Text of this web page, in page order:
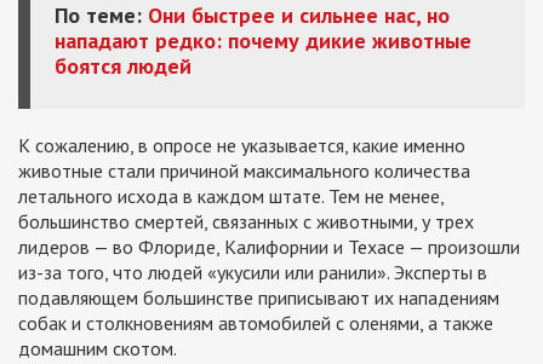
По теме: Они быстрее и сильнее нас, но
нападают редко: почему дикие животные
боятся людей
К сожалению, в опросе не указывается, какие именно
животные стали причиной максимального количества
летального исхода в каждом штате. Тем не менее,
большинство смертей, связанных с животными, у трех
лидеров — во Флориде, Калифорнии и Техасе — произошли
из-за того, что людей «укусили или ранили». Эксперты в
подавляющем большинстве приписывают их нападениям
собак и столкновениям автомобилей с оленями, а также
домашним скотом.